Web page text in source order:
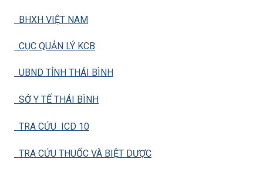
BHXH VIỆT NAM
CỤC QUẢN LÝ KCB
UBND TỈNH THÁI BÌNH
SỞ Y TẾ THÁI BÌNH
TRA CỨU ICD 10
TRA CỨU THUỐC VÀ BIỆT DƯỢC